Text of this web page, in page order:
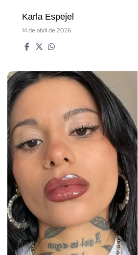
Karla Espejel
14 de abril de 2026